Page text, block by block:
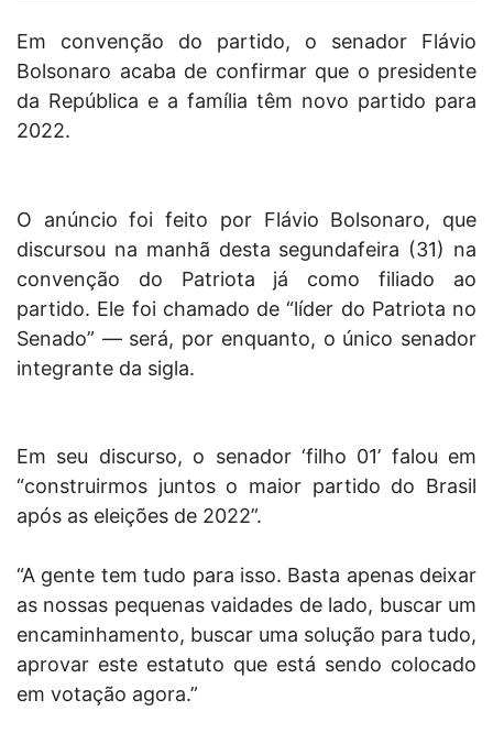
Em convenção do partido, o senador Flávio
Bolsonaro acaba de confirmar que o presidente
da República e a família têm novo partido para
2022.
O anúncio foi feito por Flávio Bolsonaro, que
discursou na manhã desta segundafeira (31) na
convenção do Patriota já como filiado ao
partido. Ele foi chamado de “líder do Patriota no
Senado” — será, por enquanto, o único senador
integrante da sigla.
Em seu discurso, o senador ‘filho 01’ falou em
“construirmos juntos o maior partido do Brasil
após as eleições de 2022”.
“A gente tem tudo para isso. Basta apenas deixar
as nossas pequenas vaidades de lado, buscar um
encaminhamento, buscar uma solução para tudo,
aprovar este estatuto que está sendo colocado
em votação agora.”